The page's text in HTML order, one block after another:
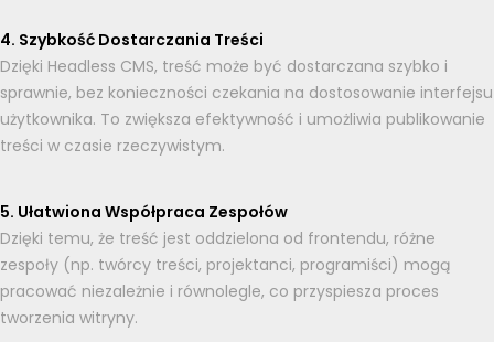
4. Szybkość Dostarczania Treści
Dzięki Headless CMS, treść może być dostarczana szybko i
sprawnie, bez konieczności czekania na dostosowanie interfejsu
użytkownika. To zwiększa efektywność i umożliwia publikowanie
treści w czasie rzeczywistym.
5. Ułatwiona Współpraca Zespołów
Dzięki temu, że treść jest oddzielona od frontendu, różne
zespoły (np. twórcy treści, projektanci, programiści) mogą
pracować niezależnie i równolegle, co przyspiesza proces
tworzenia witryny.